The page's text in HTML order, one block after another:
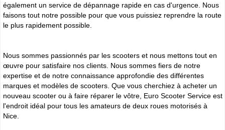
également un service de dépannage rapide en cas d'urgence. Nous
faisons tout notre possible pour que vous puissiez reprendre la route
le plus rapidement possible.
Nous sommes passionnés par les scooters et nous mettons tout en
œuvre pour satisfaire nos clients. Nous sommes fiers de notre
expertise et de notre connaissance approfondie des différentes
marques et modèles de scooters. Que vous cherchiez à acheter un
nouveau scooter ou à faire réparer le vôtre, Euro Scooter Service est
l'endroit idéal pour tous les amateurs de deux roues motorisés à
Nice.